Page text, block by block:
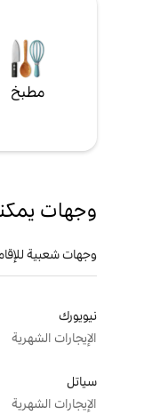
مطبخ
وجهات
وجهات شعبية
نيويورك
الإيجارات الشهرية
سياتل
الإيجارات الشهرية